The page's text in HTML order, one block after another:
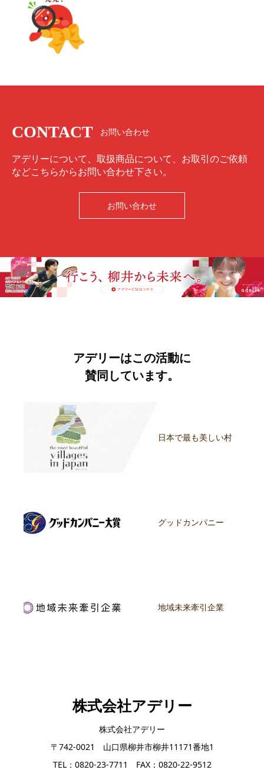
CONTACT お問い合わせ
アデリーについて、取扱商品について、お取引のご依頼
などこちらからお問い合わせ下さい。
お問い合わせ
アデリーはこの活動に
賛同しています。
日本で最も美しい村
グッドカンパニー
地域未来牽引企業
株式会社アデリー
株式会社アデリー
〒742-0021 山口県柳井市柳井11171番地1
TEL：0820-23-7711 FAX：0820-22-9512